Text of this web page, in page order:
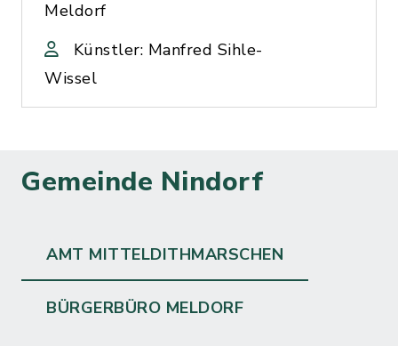
Meldorf
Künstler: Manfred Sihle-
Wissel
Gemeinde Nindorf
AMT MITTELDITHMARSCHEN
BÜRGERBÜRO MELDORF